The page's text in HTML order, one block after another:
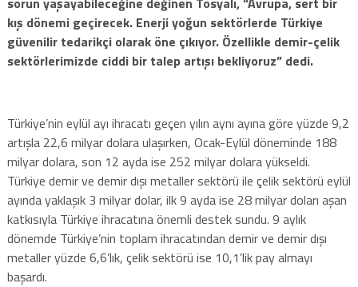
kış dönemi geçirecek. Enerji yoğun sektörlerde Türkiye
güvenilir tedarikçi olarak öne çıkıyor. Özellikle demir-çelik
sektörlerimizde ciddi bir talep artışı bekliyoruz” dedi.
Türkiye’nin eylül ayı ihracatı geçen yılın aynı ayına göre yüzde 9,2
artışla 22,6 milyar dolara ulaşırken, Ocak-Eylül döneminde 188
milyar dolara, son 12 ayda ise 252 milyar dolara yükseldi.
Türkiye demir ve demir dışı metaller sektörü ile çelik sektörü eylül
ayında yaklaşık 3 milyar dolar, ilk 9 ayda ise 28 milyar doları aşan
katkısıyla Türkiye ihracatına önemli destek sundu. 9 aylık
dönemde Türkiye’nin toplam ihracatından demir ve demir dışı
metaller yüzde 6,6’lık, çelik sektörü ise 10,1’lik pay almayı
başardı.